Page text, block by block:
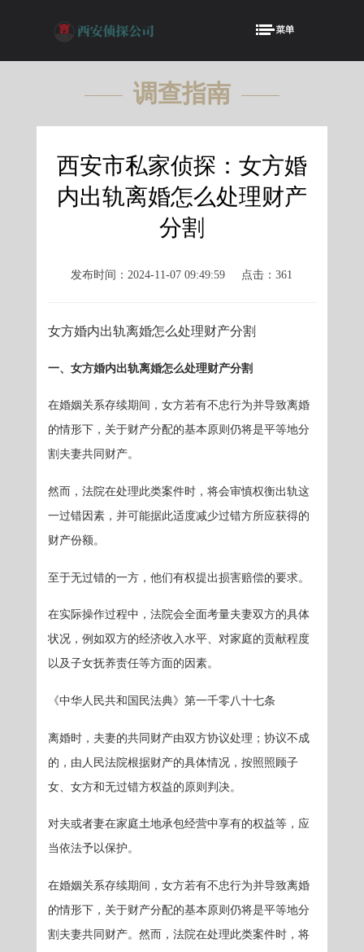
调查指南
FURNISHING
西安市私家侦探：女方婚
内出轨离婚怎么处理财产
分割
发布时间：2024-11-07 09:49:59 点击：361
女方婚内出轨离婚怎么处理财产分割
一、女方婚内出轨离婚怎么处理财产分割
在婚姻关系存续期间，女方若有不忠行为并导致离婚
的情形下，关于财产分配的基本原则仍将是平等地分
割夫妻共同财产。
然而，法院在处理此类案件时，将会审慎权衡出轨这
一过错因素，并可能据此适度减少过错方所应获得的
财产份额。
至于无过错的一方，他们有权提出损害赔偿的要求。
在实际操作过程中，法院会全面考量夫妻双方的具体
状况，例如双方的经济收入水平、对家庭的贡献程度
以及子女抚养责任等方面的因素。
《中华人民共和国民法典》第一千零八十七条
离婚时，夫妻的共同财产由双方协议处理；协议不成
的，由人民法院根据财产的具体情况，按照照顾子
女、女方和无过错方权益的原则判决。
对夫或者妻在家庭土地承包经营中享有的权益等，应
当依法予以保护。
在婚姻关系存续期间，女方若有不忠行为并导致离婚
的情形下，关于财产分配的基本原则仍将是平等地分
割夫妻共同财产。然而，法院在处理此类案件时，将